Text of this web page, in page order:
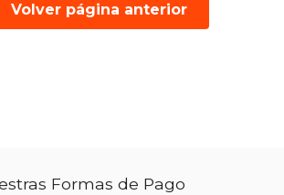
Volver página anterior
Formas de Pago